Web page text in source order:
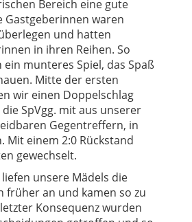
Bereich eine gute
Gastgeberinnen waren
und hatten
in ihren Reihen. So
ein munteres Spiel, das Spaß
Mitte der ersten
wir einen Doppelschlag
SpVgg. mit aus unserer
Gegentreffern, in
Mit einem 2:0 Rückstand
gewechselt.
unsere Mädels die
früher an und kamen so zu
Konsequenz wurden